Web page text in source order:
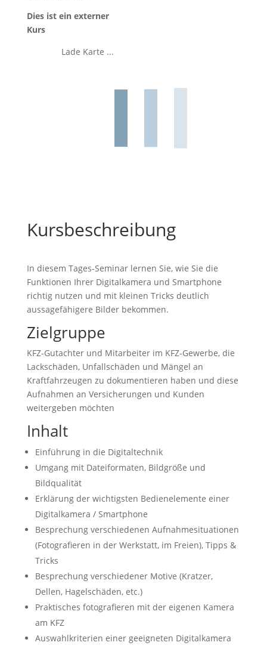
Dies ist ein externer
Kurs
Lade Karte ...
Kursbeschreibung
In diesem Tages-Seminar lernen Sie, wie Sie die
Funktionen Ihrer Digitalkamera und Smartphone
richtig nutzen und mit kleinen Tricks deutlich
aussagefähigere Bilder bekommen.
Zielgruppe
KFZ-Gutachter und Mitarbeiter im KFZ-Gewerbe, die
Lackschäden, Unfallschäden und Mängel an
Kraftfahrzeugen zu dokumentieren haben und diese
Aufnahmen an Versicherungen und Kunden
weitergeben möchten
Inhalt
Einführung in die Digitaltechnik
Umgang mit Dateiformaten, Bildgröße und
Bildqualität
Erklärung der wichtigsten Bedienelemente einer
Digitalkamera / Smartphone
Besprechung verschiedenen Aufnahmesituationen
(Fotografieren in der Werkstatt, im Freien), Tipps &
Tricks
Besprechung verschiedener Motive (Kratzer,
Dellen, Hagelschäden, etc.)
Praktisches fotografieren mit der eigenen Kamera
am KFZ
Auswahlkriterien einer geeigneten Digitalkamera